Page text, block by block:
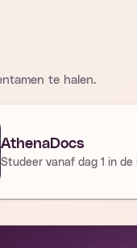
te halen.
AthenaDocs
Studeer vanaf dag 1 in